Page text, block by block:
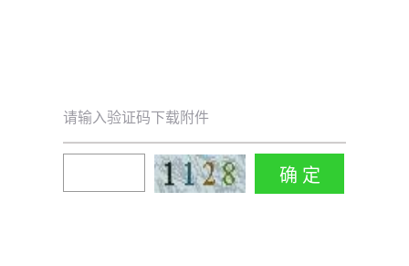
请输入验证码下载附件